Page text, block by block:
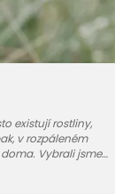
existují rostliny,
v rozpáleném
Vybrali jsme
horké a suché
které to jsou.